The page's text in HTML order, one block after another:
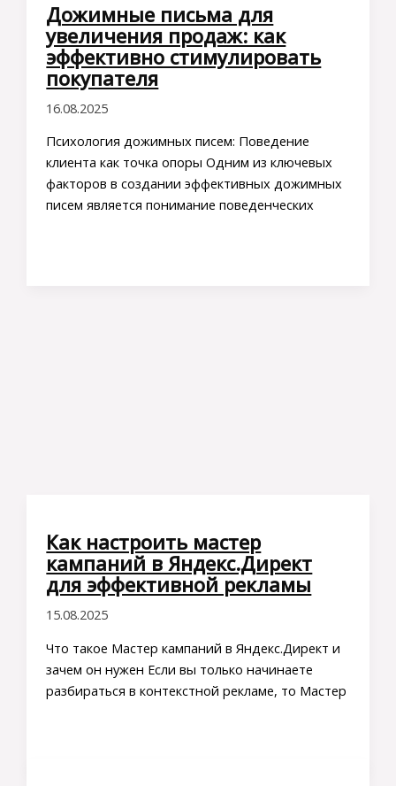
Дожимные письма для
увеличения продаж: как
эффективно стимулировать
покупателя
16.08.2025
Психология дожимных писем: Поведение
клиента как точка опоры Одним из ключевых
факторов в создании эффективных дожимных
писем является понимание поведенческих
Как настроить мастер
кампаний в Яндекс.Директ
для эффективной рекламы
15.08.2025
Что такое Мастер кампаний в Яндекс.Директ и
зачем он нужен Если вы только начинаете
разбираться в контекстной рекламе, то Мастер